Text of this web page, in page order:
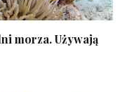
morza. Używają